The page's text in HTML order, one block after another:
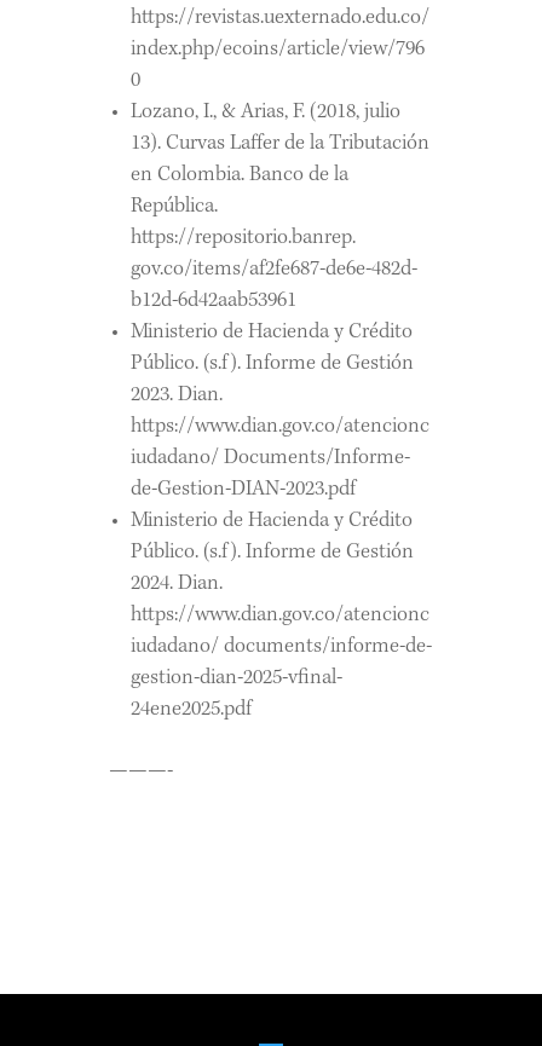
https://revistas.uexternado.edu.co/
index.php/ecoins/article/view/796
0
Lozano, I., & Arias, F. (2018, julio
13). Curvas Laffer de la Tributación
en Colombia. Banco de la
República.
https://repositorio.banrep.
gov.co/items/af2fe687-de6e-482d-
b12d-6d42aab53961
Ministerio de Hacienda y Crédito
Público. (s.f). Informe de Gestión
2023. Dian.
https://www.dian.gov.co/atencionc
iudadano/ Documents/Informe-
de-Gestion-DIAN-2023.pdf
Ministerio de Hacienda y Crédito
Público. (s.f). Informe de Gestión
2024. Dian.
https://www.dian.gov.co/atencionc
iudadano/ documents/informe-de-
gestion-dian-2025-vfinal-
24ene2025.pdf
———-